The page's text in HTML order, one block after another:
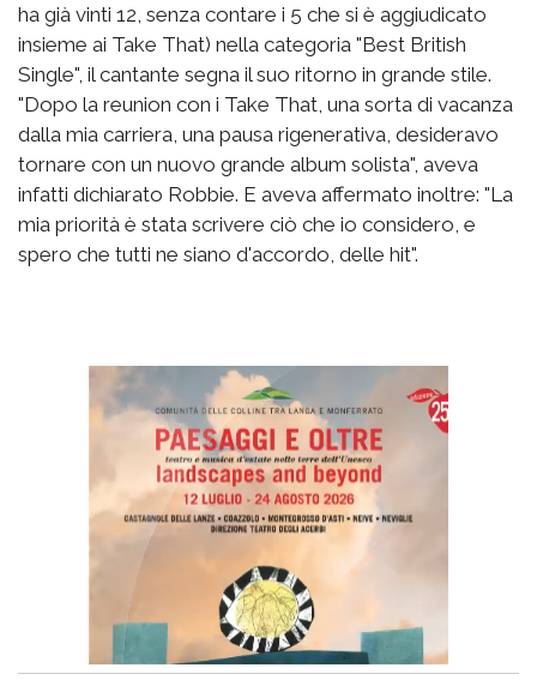
ha già vinti 12, senza contare i 5 che si è aggiudicato
insieme ai Take That) nella categoria "Best British
Single", il cantante segna il suo ritorno in grande stile.
"Dopo la reunion con i Take That, una sorta di vacanza
dalla mia carriera, una pausa rigenerativa, desideravo
tornare con un nuovo grande album solista", aveva
infatti dichiarato Robbie. E aveva affermato inoltre: "La
mia priorità è stata scrivere ciò che io considero, e
spero che tutti ne siano d'accordo, delle hit".